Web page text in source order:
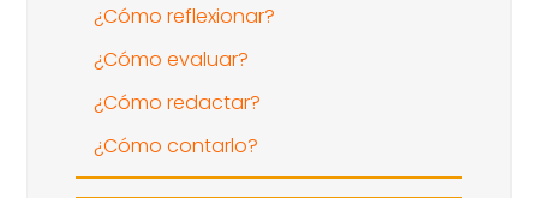
¿Cómo reflexionar?
¿Cómo evaluar?
¿Cómo redactar?
¿Cómo contarlo?